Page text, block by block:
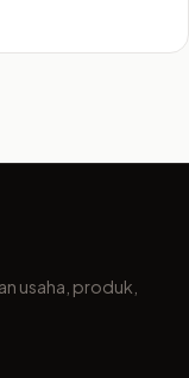
usaha, produk,